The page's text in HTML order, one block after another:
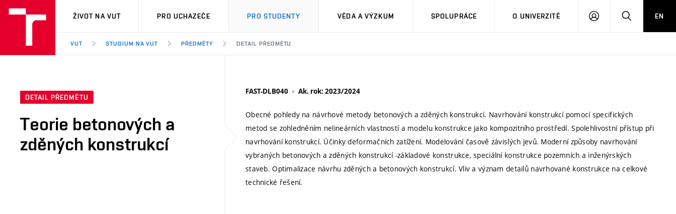
VUT
ŽIVOT NA VUT PRO UCHAZEČE PRO STUDENTY VĚDA A VÝZKUM SPOLUPRÁCE O UNIVERZITĚ
PŘIHLÁSIT HLEDATEN
VUT STUDIUM NA VUT PŘEDMĚTY DETAIL PŘEDMĚTU
DETAIL PŘEDMĚTU
Teorie betonových a
zděných konstrukcí
FAST-DLB040 Ak. rok: 2023/2024
Obecné pohledy na návrhové metody betonových a zděných konstrukcí. Navrhování konstrukcí pomocí specifických
metod se zohledněním nelineárních vlastností a modelu konstrukce jako kompozitního prostředí. Spolehlivostní přístup při
navrhování konstrukcí. Účinky deformačních zatížení. Modelování časově závislých jevů. Moderní způsoby navrhování
vybraných betonových a zděných konstrukcí -základové konstrukce, speciální konstrukce pozemních a inženýrských
staveb. Optimalizace návrhu zděných a betonových konstrukcí. Vliv a význam detailů navrhované konstrukce na celkové
technické řešení.